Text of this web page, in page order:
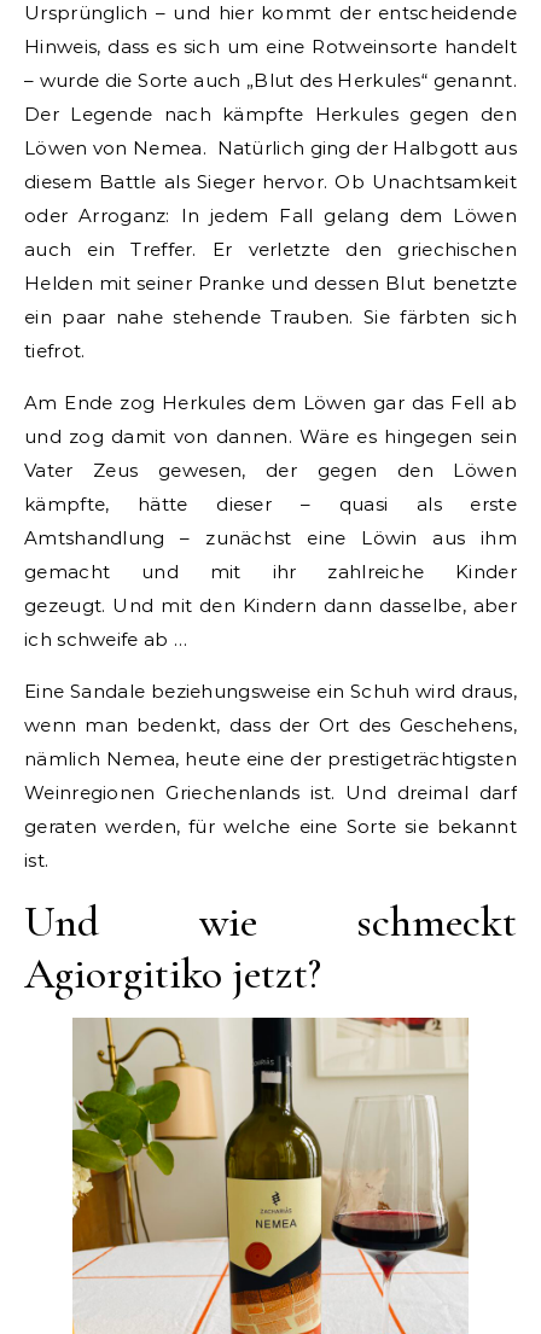
Ursprünglich – und hier kommt der entscheidende
Hinweis, dass es sich um eine Rotweinsorte handelt
– wurde die Sorte auch „Blut des Herkules“ genannt.
Der Legende nach kämpfte Herkules gegen den
Löwen von Nemea. Natürlich ging der Halbgott aus
diesem Battle als Sieger hervor. Ob Unachtsamkeit
oder Arroganz: In jedem Fall gelang dem Löwen
auch ein Treffer. Er verletzte den griechischen
Helden mit seiner Pranke und dessen Blut benetzte
ein paar nahe stehende Trauben. Sie färbten sich
tiefrot.
Am Ende zog Herkules dem Löwen gar das Fell ab
und zog damit von dannen. Wäre es hingegen sein
Vater Zeus gewesen, der gegen den Löwen
kämpfte, hätte dieser – quasi als erste
Amtshandlung – zunächst eine Löwin aus ihm
gemacht und mit ihr zahlreiche Kinder
gezeugt. Und mit den Kindern dann dasselbe, aber
ich schweife ab …
Eine Sandale beziehungsweise ein Schuh wird draus,
wenn man bedenkt, dass der Ort des Geschehens,
nämlich Nemea, heute eine der prestigeträchtigsten
Weinregionen Griechenlands ist. Und dreimal darf
geraten werden, für welche eine Sorte sie bekannt
ist.
Und wie schmeckt
Agiorgitiko jetzt?